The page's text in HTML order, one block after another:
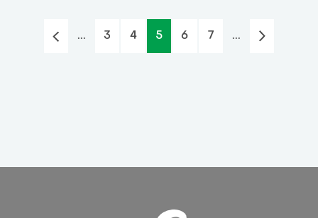
... 3 4 5 6 7 ...